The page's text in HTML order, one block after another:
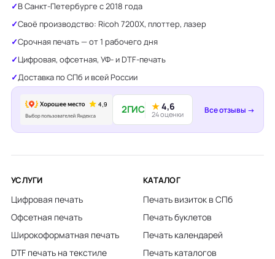
В Санкт-Петербурге с 2018 года
Своё производство: Ricoh 7200X, плоттер, лазер
Срочная печать — от 1 рабочего дня
Цифровая, офсетная, УФ- и DTF-печать
Доставка по СПб и всей России
2ГИС ★4,6
24 оценки Все отзывы →
УСЛУГИ
Цифровая печать
Офсетная печать
Широкоформатная печать
DTF печать на текстиле
КАТАЛОГ
Печать визиток в СПб
Печать буклетов
Печать календарей
Печать каталогов